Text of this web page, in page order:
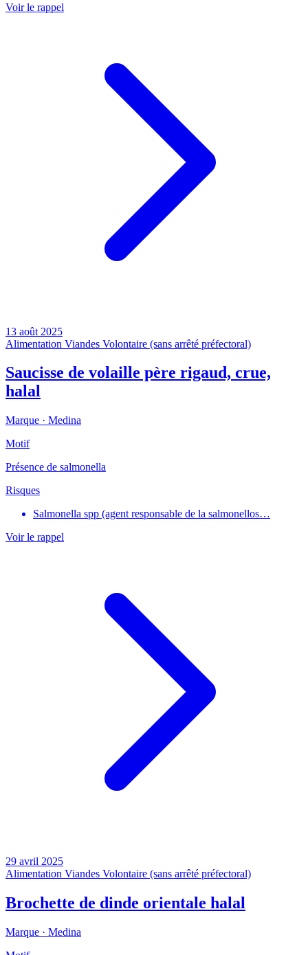
Voir le rappel
13 août 2025
Alimentation Viandes Volontaire (sans arrêté préfectoral)
Saucisse de volaille père rigaud, crue,
halal
Marque · Medina
Motif
Présence de salmonella
Risques
Salmonella spp (agent responsable de la salmonellos…
Voir le rappel
29 avril 2025
Alimentation Viandes Volontaire (sans arrêté préfectoral)
Brochette de dinde orientale halal
Marque · Medina